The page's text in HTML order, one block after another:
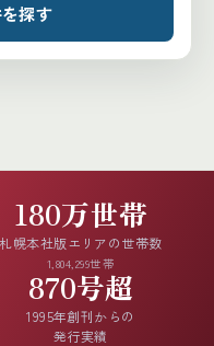
探す
180万世帯
札幌本社版エリアの世帯数
1,804,299世帯
870号超
1995年創刊からの
発行実績